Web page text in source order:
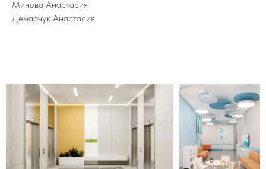
Минова Анастасия
Демарчук Анастасия